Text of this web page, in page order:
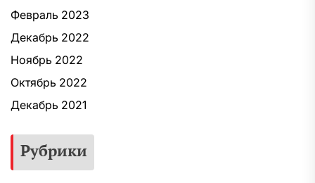
Февраль 2023
Декабрь 2022
Ноябрь 2022
Октябрь 2022
Декабрь 2021
Рубрики